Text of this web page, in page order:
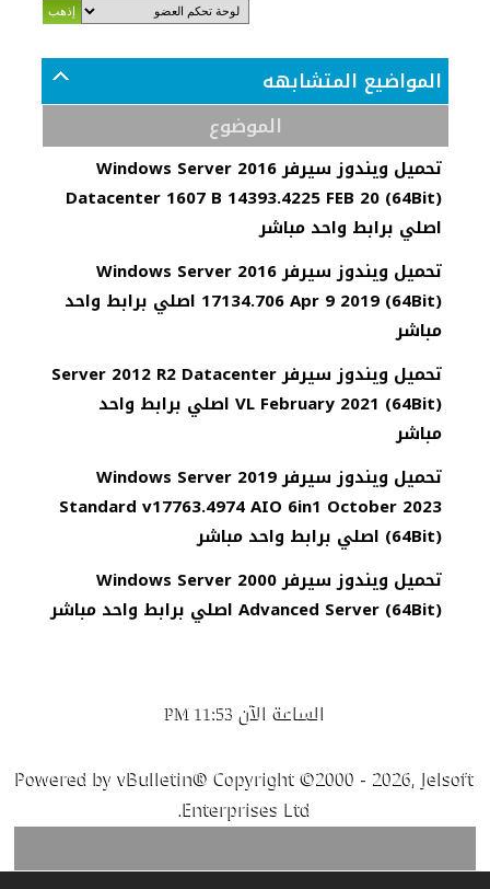
المواضيع المتشابهه
الموضوع
تحميل ويندوز سيرفر Windows Server 2016
Datacenter 1607 B 14393.4225 FEB 20 (64Bit)
اصلي برابط واحد مباشر
تحميل ويندوز سيرفر Windows Server 2016
17134.706 Apr 9 2019 (64Bit) اصلي برابط واحد
مباشر
تحميل ويندوز سيرفر Server 2012 R2 Datacenter
VL February 2021 (64Bit) اصلي برابط واحد
مباشر
تحميل ويندوز سيرفر Windows Server 2019
Standard v17763.4974 AIO 6in1 October 2023
(64Bit) اصلي برابط واحد مباشر
تحميل ويندوز سيرفر Windows Server 2000
Advanced Server (64Bit) اصلي برابط واحد مباشر
الساعة الآن 11:53 PM
Powered by vBulletin® Copyright ©2000 - 2026, Jelsoft
Enterprises Ltd.